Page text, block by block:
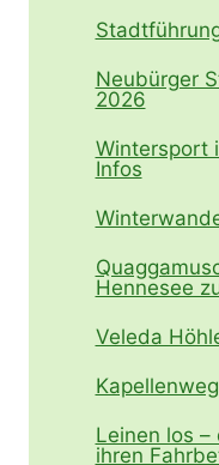
Neubürger
2026
Wintersport
Infos
Hennesee
Veleda
Leinen los –
ihren